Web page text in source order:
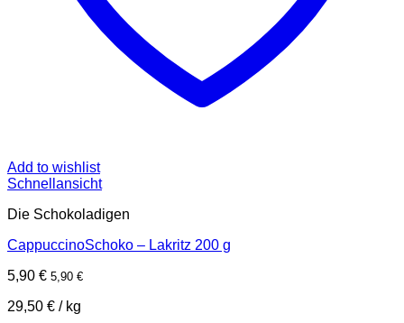
Add to wishlist
Schnellansicht
Die Schokoladigen
CappuccinoSchoko – Lakritz 200 g
5,90 € 5,90 €
29,50 € / kg